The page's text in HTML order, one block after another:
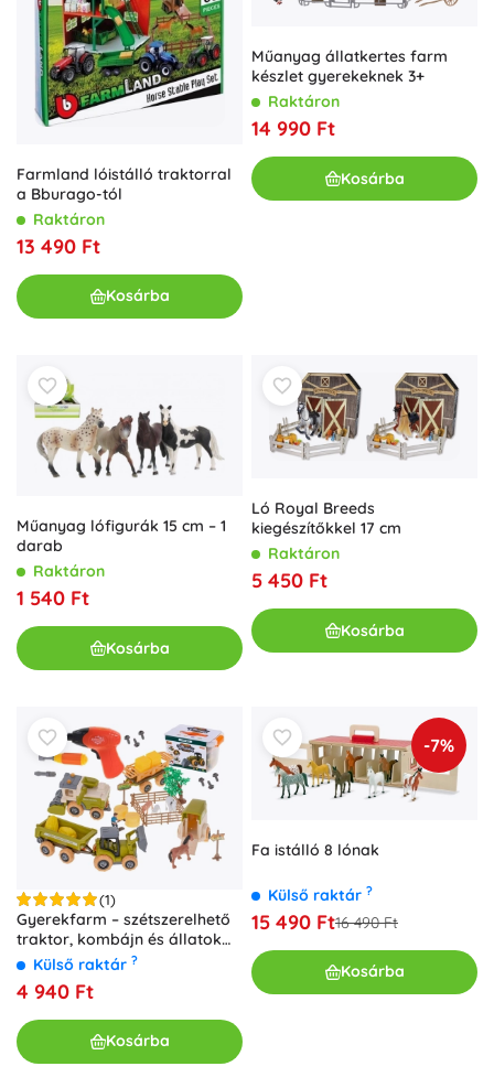
Farmland lóistálló traktorral
a Bburago-tól
Raktáron
13 490 Ft
Kosárba
Műanyag állatkertes farm
készlet gyerekeknek 3+
Raktáron
14 990 Ft
Kosárba
Műanyag lófigurák 15 cm – 1
darab
Raktáron
1 540 Ft
Kosárba
Ló Royal Breeds
kiegészítőkkel 17 cm
Raktáron
5 450 Ft
Kosárba
(1)
Gyerekfarm – szétszerelhető
traktor, kombájn és állatok
akkus fúróval
Külső raktár ?
4 940 Ft
Kosárba
-7%
Fa istálló 8 lónak
Külső raktár ?
15 490 Ft16 490 Ft
Kosárba